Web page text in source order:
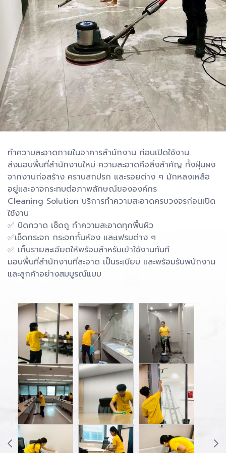
ทำความสะอาดภายในอาคารสำนักงาน ก่อนเปิดใช้งาน
ส่งมอบพื้นที่สำนักงานใหม่ ความสะอาดคือสิ่งสำคัญ ทั้งฝุ่นผง
จากงานก่อสร้าง คราบสกปรก และรอยต่าง ๆ มักหลงเหลือ
อยู่และอาจกระทบต่อภาพลักษณ์ขององค์กร
Cleaning Solution บริการทำความสะอาดครบวงจรก่อนเปิด
ใช้งาน
✅ ปัดกวาด เช็ดถู ทำความสะอาดทุกพื้นผิว
✅เช็ดกระจก กระจกกั้นห้อง และเฟรมต่าง ๆ
✅ เก็บรายละเอียดให้พร้อมสำหรับเข้าใช้งานทันที
มอบพื้นที่สำนักงานที่สะอาด เป็นระเบียบ และพร้อมรับพนักงาน
และลูกค้าอย่างสมบูรณ์แบบ